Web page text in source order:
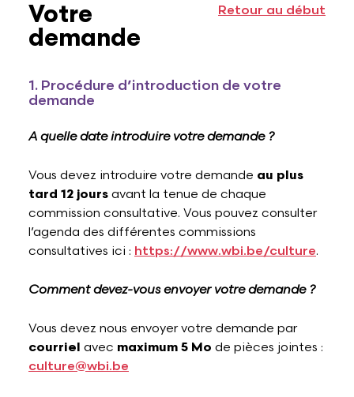
Retour au début
Votre
demande
1. Procédure d’introduction de votre
demande
A quelle date introduire votre demande ?
Vous devez introduire votre demande au plus
tard 12 jours avant la tenue de chaque
commission consultative. Vous pouvez consulter
l’agenda des différentes commissions
consultatives ici : https://www.wbi.be/culture.
Comment devez-vous envoyer votre demande ?
Vous devez nous envoyer votre demande par
courriel avec maximum 5 Mo de pièces jointes :
culture@wbi.be